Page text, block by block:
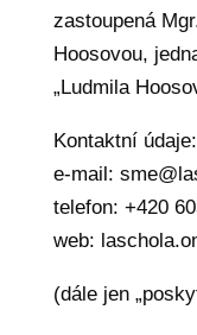
zastoupená
Hoosovou,
„Ludmila
Kontaktní údaje:
e-mail:
telefon: +420
web:
(dále jen